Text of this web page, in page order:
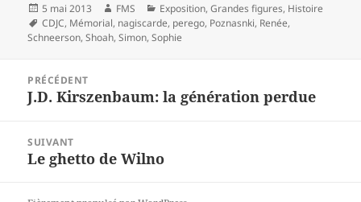
Publié
le
5 mai 2013 Auteur
FMS Catégories
Exposition,Grandes figures, Histoire
Mots-
clés
CDJC, Mémorial, nagiscarde, perego, Poznasnki, Renée,
Schneerson,Shoah,Simon,Sophie
l’article
PRÉCÉDENT
Article
J.D. Kirszenbaum: la génération perdue
SUIVANT
Article
Le ghetto de Wilno